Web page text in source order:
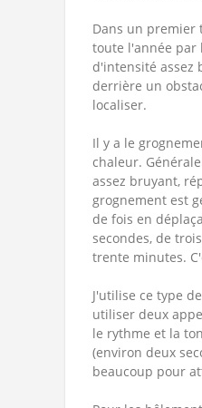
Dans un premier
toute l'année par
d'intensité assez
derrière un
localiser.
Il y a le
chaleur.
assez bruyant,
grognement est
de fois en
secondes, de
trente minutes.
J'utilise ce type
utiliser deux
le rythme et la
(environ deux
beaucoup pour